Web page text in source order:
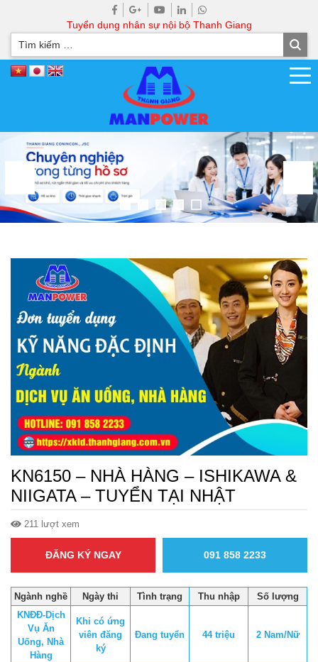
Tuyển dụng nhân sự nội bộ Thanh Giang
KN6150 – NHÀ HÀNG – ISHIKAWA &
NIIGATA – TUYỂN TẠI NHẬT
211 lượt xem
ĐĂNG KÝ NGAY 091 858 2233
Ngành nghề Ngày thi Tình trạng Thu nhập
Số lượng
KNĐĐ-Dịch
Vụ Ăn
Uống, Nhà
Hàng
Khi có ứng
viên đăng
ký
Đang tuyển 44 triệu 2 Nam/Nữ